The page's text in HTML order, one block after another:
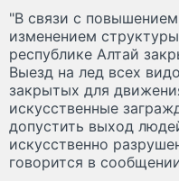
"В связи с
изменением
республике Алтай
Выезд на лед всех
закрытых для
искусственные
допустить выход
искусственно
говорится в